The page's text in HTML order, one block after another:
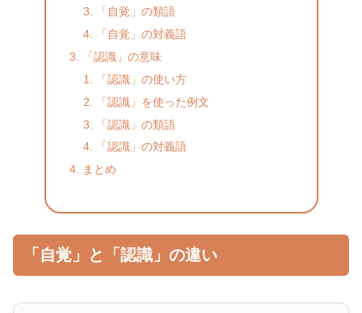
「自覚」の類語
「自覚」の対義語
「認識」の意味
「認識」の使い方
「認識」を使った例文
「認識」の類語
「認識」の対義語
まとめ
「自覚」と「認識」の違い